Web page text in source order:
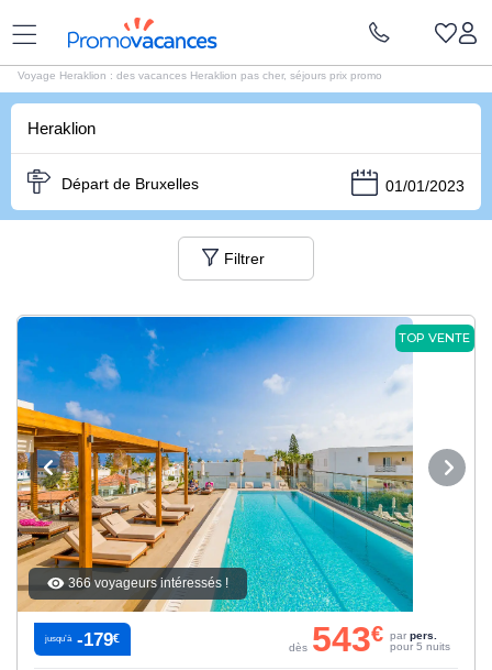
Voyage Heraklion : des vacances Heraklion pas cher, séjours prix promo
Heraklion
Départ de Bruxelles 01/01/2023
Filtrer
TOP VENTE
366 voyageurs intéressés !
jusqu’à -179€
dès 543€ par pers.
pour 5 nuits